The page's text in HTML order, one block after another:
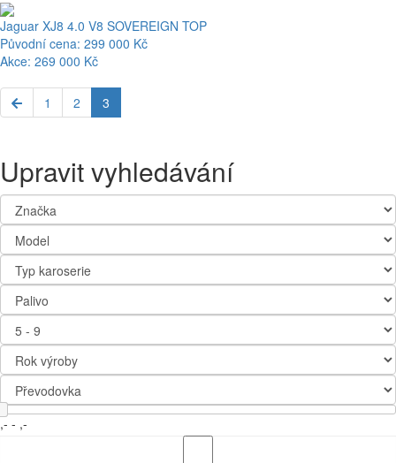
Jaguar XJ8 4.0 V8 SOVEREIGN TOP
Původní cena: 299 000 Kč
Akce: 269 000 Kč
1 2 3
Upravit vyhledávání
,- - ,-